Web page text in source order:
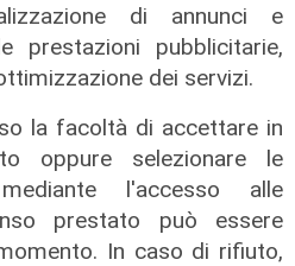
di annunci e
prestazioni pubblicitarie,
dei servizi.
la facoltà di accettare in
oppure selezionare le
l'accesso alle
prestato può essere
In caso di rifiuto,
sulle principali
seguiteci sul canale
.